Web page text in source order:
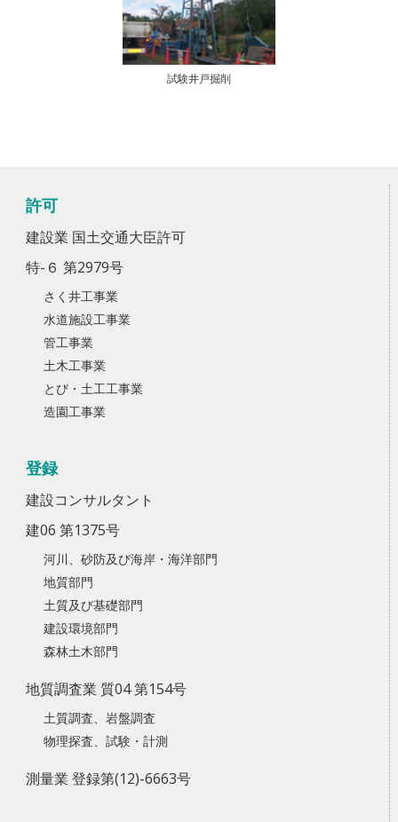
試験井戸掘削
許可
建設業 国土交通大臣許可
特-６ 第2979号
さく井工事業
水道施設工事業
管工事業
土木工事業
とび・土工工事業
造園工事業
登録
建設コンサルタント
建06 第1375号
河川、砂防及び海岸・海洋部門
地質部門
土質及び基礎部門
建設環境部門
森林土木部門
地質調査業 質04 第154号
土質調査、岩盤調査
物理探査、試験・計測
測量業 登録第(12)-6663号